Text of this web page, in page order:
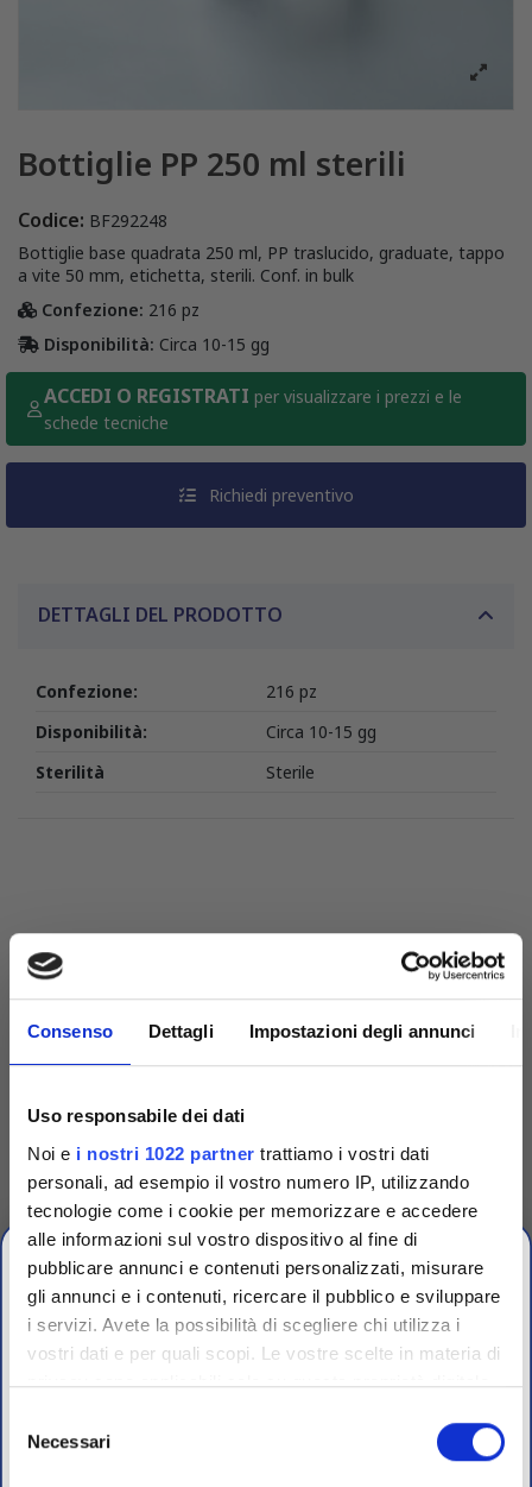
Consenso Dettagli Impostazioni degli annunci
Uso responsabile dei dati
Noi e i nostri 1022 partner trattiamo i vostri dati
personali, ad esempio il vostro numero IP, utilizzando
tecnologie come i cookie per memorizzare e accedere
alle informazioni sul vostro dispositivo al fine di
pubblicare annunci e contenuti personalizzati, misurare
gli annunci e i contenuti, ricercare il pubblico e sviluppare
i servizi. Avete la possibilità di scegliere chi utilizza i
vostri dati e per quali scopi. Le vostre scelte in materia di
privacy sono applicabili solo su questa proprietà digitale
modificare o revocare il proprio consenso in qualsiasi
momento dalla Dichiarazione sui cookie o facendo clic
delNecessari
Bottiglie PP 250 ml sterili
Codice: BF292248
Bottiglie base quadrata 250 ml, PP traslucido, graduate, tappo
a vite 50 mm, etichetta, sterili. Conf. in bulk
Confezione: 216 pz
Disponibilità: Circa 10-15 gg
ACCEDI O REGISTRATI per visualizzare i prezzi e le
schede tecniche
Richiedi preventivo
DETTAGLI DEL PRODOTTO
Confezione:
216 pz
Disponibilità:
Circa 10-15 gg
Sterilità
Sterile
Competenza
Fornitori specializzati per laboratori conto terzi e
controllo qualità industriale
CHIUSURA